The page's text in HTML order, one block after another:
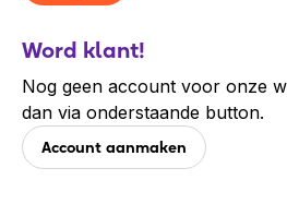
Word klant!
Nog geen account voor onze
dan via onderstaande button.
Account aanmaken